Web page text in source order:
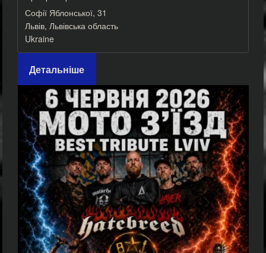
Софії Яблонської, 31
Львів, Львівська область
Ukraine
Детальніше